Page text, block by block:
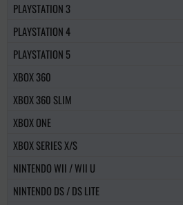
PLAYSTATION 3
PLAYSTATION 4
PLAYSTATION 5
XBOX 360
XBOX 360 SLIM
XBOX ONE
XBOX SERIES X/S
NINTENDO WII / WII U
NINTENDO DS / DS LITE